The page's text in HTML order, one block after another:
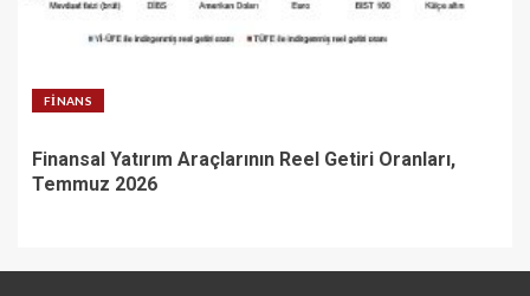
FINANS
Finansal Yatırım Araçlarının Reel Getiri Oranları,
Temmuz 2026